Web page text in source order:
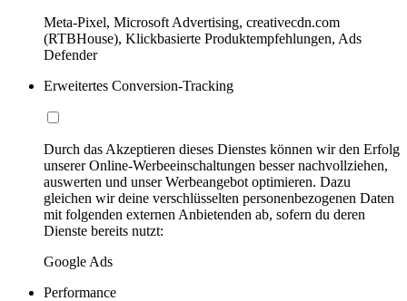
Meta-Pixel, Microsoft Advertising, creativecdn.com
(RTBHouse), Klickbasierte Produktempfehlungen, Ads
Defender
Erweitertes Conversion-Tracking
Durch das Akzeptieren dieses Dienstes können wir den Erfolg
unserer Online-Werbeeinschaltungen besser nachvollziehen,
auswerten und unser Werbeangebot optimieren. Dazu
gleichen wir deine verschlüsselten personenbezogenen Daten
mit folgenden externen Anbietenden ab, sofern du deren
Dienste bereits nutzt:
Google Ads
Performance